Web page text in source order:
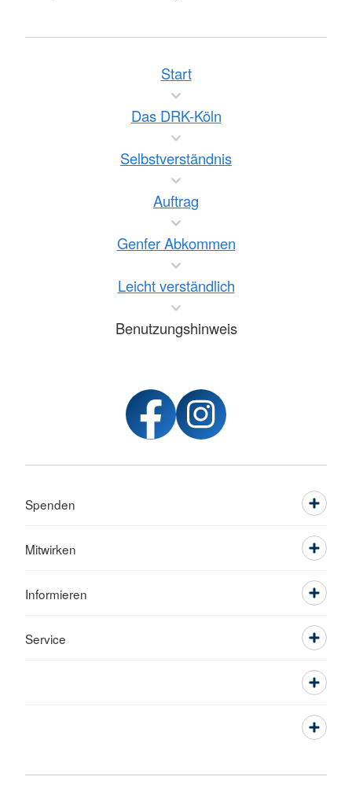
Start
Das DRK-Köln
Selbstverständnis
Auftrag
Genfer Abkommen
Leicht verständlich
Benutzungshinweis
Spenden
Mitwirken
Informieren
Service